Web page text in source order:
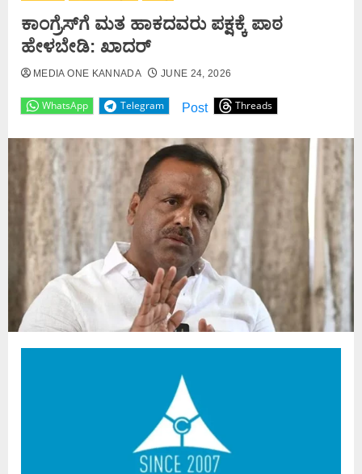
ಕಾಂಗ್ರೆಸ್‌ಗೆ ಮತ ಹಾಕದವರು ಪಕ್ಷಕ್ಕೆ ಪಾಠ
ಹೇಳಬೇಡಿ: ಖಾದರ್
WhatsApp Telegram Post Threads
MEDIA ONE KANNADA JUNE 24, 2026